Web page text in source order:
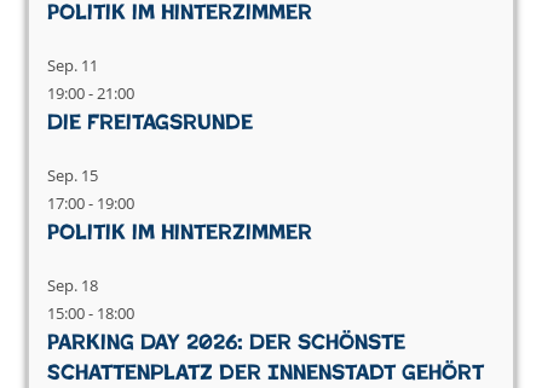
Politik im Hinterzimmer
Sep. 11
19:00-21:00
Die Freitagsrunde
Sep. 15
17:00- 19:00
Politik im Hinterzimmer
Sep. 18
15:00- 18:00
Parking Day 2026: Der schönste
Schattenplatz der Innenstadt gehört